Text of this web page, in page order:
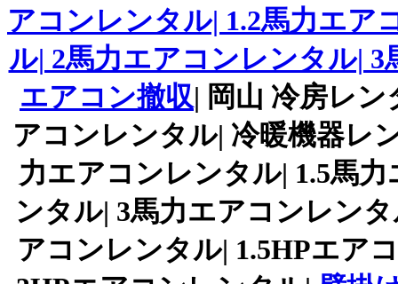
アコンレンタル| 1.2馬力エア
ル| 2馬力エアコンレンタル|
エアコン撤収| 岡山 冷房レ
アコンレンタル| 冷暖機器レ
力エアコンレンタル| 1.5馬
ンタル| 3馬力エアコンレン
アコンレンタル| 1.5HPエア